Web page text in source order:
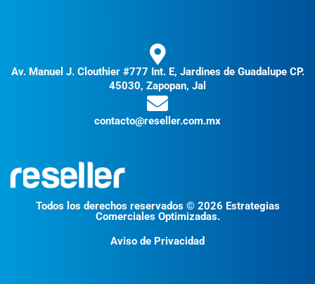
Av. Manuel J. Clouthier #777 Int. E, Jardines de Guadalupe CP.
45030, Zapopan, Jal
contacto@reseller.com.mx
Todos los derechos reservados © 2026 Estrategias
Comerciales Optimizadas.
Aviso de Privacidad